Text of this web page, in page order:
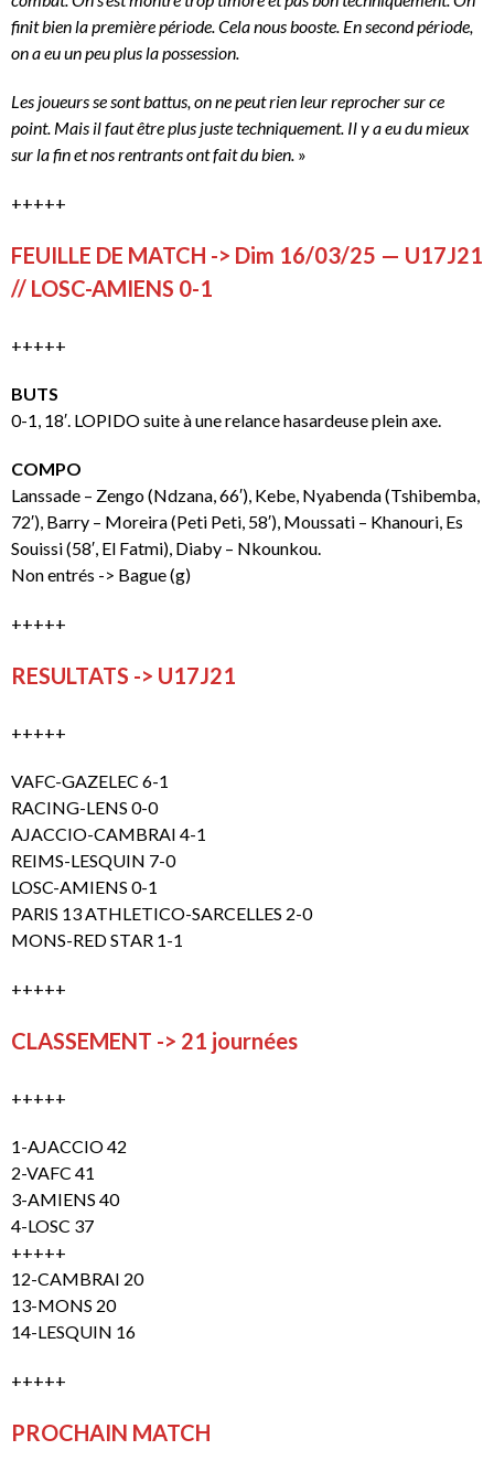
finit bien la première période. Cela nous booste. En second période,
on a eu un peu plus la possession.
Les joueurs se sont battus, on ne peut rien leur reprocher sur ce
point. Mais il faut être plus juste techniquement. Il y a eu du mieux
sur la fin et nos rentrants ont fait du bien. »
+++++
FEUILLE DE MATCH -> Dim 16/03/25 — U17J21
// LOSC-AMIENS 0-1
+++++
BUTS
0-1, 18′. LOPIDO suite à une relance hasardeuse plein axe.
COMPO
Lanssade – Zengo (Ndzana, 66′), Kebe, Nyabenda (Tshibemba,
72′), Barry – Moreira (Peti Peti, 58′), Moussati – Khanouri, Es
Souissi (58′, El Fatmi), Diaby – Nkounkou.
Non entrés -> Bague (g)
+++++
RESULTATS -> U17J21
+++++
VAFC-GAZELEC 6-1
RACING-LENS 0-0
AJACCIO-CAMBRAI 4-1
REIMS-LESQUIN 7-0
LOSC-AMIENS 0-1
PARIS 13 ATHLETICO-SARCELLES 2-0
MONS-RED STAR 1-1
+++++
CLASSEMENT -> 21 journées
+++++
1-AJACCIO 42
2-VAFC 41
3-AMIENS 40
4-LOSC 37
+++++
12-CAMBRAI 20
13-MONS 20
14-LESQUIN 16
+++++
PROCHAIN MATCH